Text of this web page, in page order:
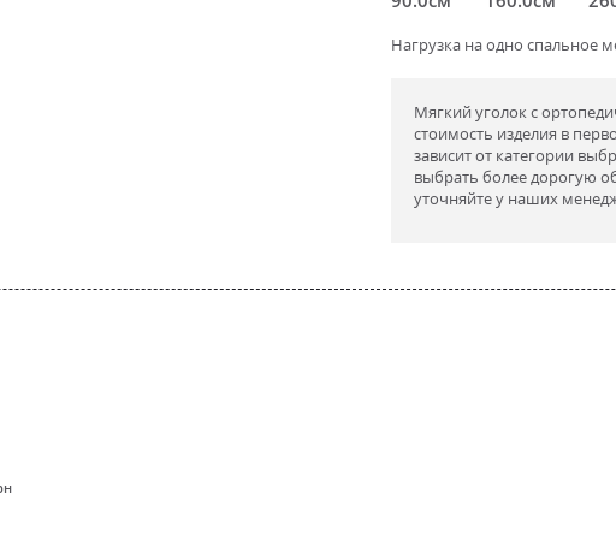
Нагрузка на одно спальное
Мягкий уголок с
стоимость изделия в
зависит от категории
выбрать более дорогую
уточняйте у наших